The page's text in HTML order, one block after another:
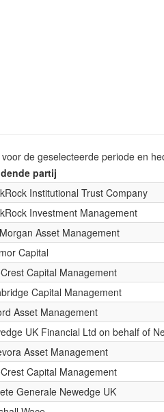
de geselecteerde periode en
partij
Institutional Trust Company
Investment Management
Asset Management
Capital
Capital Management
Capital Management
Asset Management
UK Financial Ltd on behalf of
Asset Management
Capital Management
Generale Newedge UK